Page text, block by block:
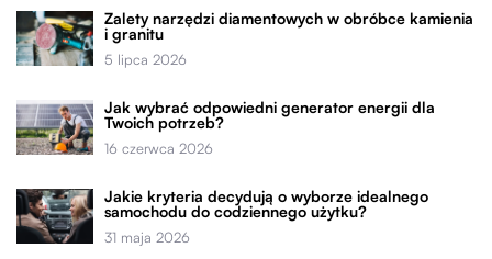
Zalety narzędzi diamentowych w obróbce kamienia
i granitu
5 lipca 2026
Jak wybrać odpowiedni generator energii dla
Twoich potrzeb?
16 czerwca 2026
Jakie kryteria decydują o wyborze idealnego
samochodu do codziennego użytku?
31 maja 2026